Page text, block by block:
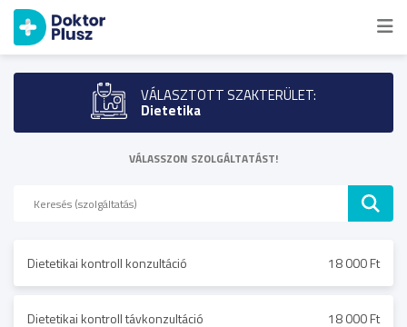
VÁLASZTOTT SZAKTERÜLET:
Dietetika
VÁLASSZON SZOLGÁLTATÁST!
Dietetikai kontroll konzultáció 18 000 Ft
Dietetikai kontroll távkonzultáció 18 000 Ft